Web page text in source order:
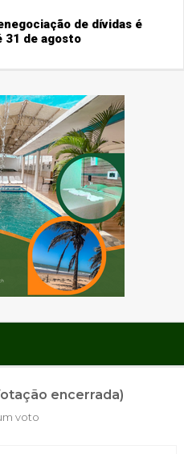
de dívidas é
31 de agosto
encerrada)
voto